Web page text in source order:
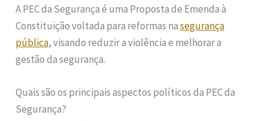
A PEC da Segurança é uma Proposta de Emenda à
Constituição voltada para reformas nasegurança
pública, visando reduzir a violência e melhorar a
gestão da segurança.
Quais são os principais aspectos políticos da PEC da
Segurança?